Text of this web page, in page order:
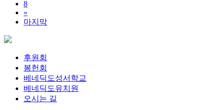
8
»
마지막
후원회
봉헌회
베네딕도성서학교
베네딕도유치원
오시는 길